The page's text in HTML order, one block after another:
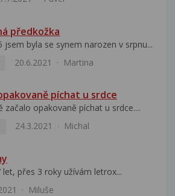
předkožka
jsem byla se synem narozen v srpnu...
20.6.2021 Martina
píchat u srdce
začalo opakovaně píchat u srdce....
24.3.2021 Michal
přes 3 roky užívám letrox...
Miluše